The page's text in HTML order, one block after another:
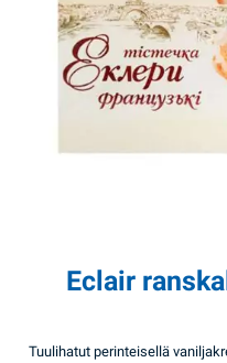
Eclair
Tuulihatut perinteisellä